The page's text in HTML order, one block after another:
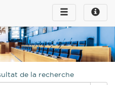
Toggle
infos
Toggle
navigation
de la recherche